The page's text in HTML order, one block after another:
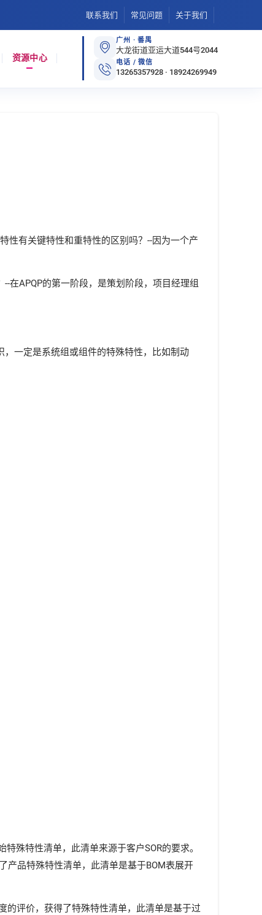
联系我们 常见问题 关于我们
资源中心
广州 · 番禺
大龙街道亚运大道544号2044
电话 / 微信
13265357928 · 18924269949
性有关键特性和重特性的区别吗？--因为一个产
在APQP的第一阶段，是策划阶段，项目经理组
一定是系统组或组件的特殊特性，比如制动
殊特性清单，此清单来源于客户SOR的要求。
产品特殊特性清单，此清单是基于BOM表展开
的评价，获得了特殊特性清单，此清单是基于过